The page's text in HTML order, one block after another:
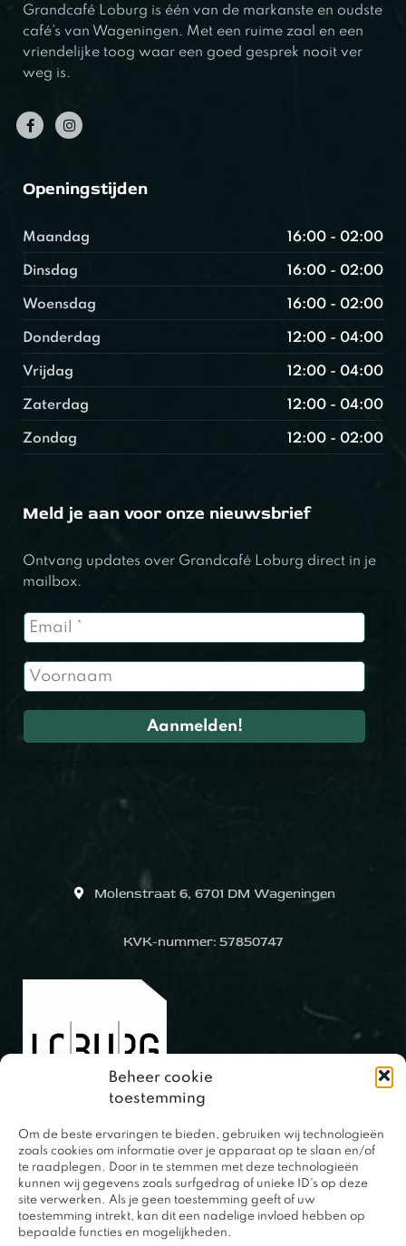
Beheer cookie
toestemming
Om de beste ervaringen te bieden, gebruiken wij technologieën
zoals cookies om informatie over je apparaat op te slaan en/of
te raadplegen. Door in te stemmen met deze technologieën
kunnen wij gegevens zoals surfgedrag of unieke ID's op deze
site verwerken. Als je geen toestemming geeft of uw
toestemming intrekt, kan dit een nadelige invloed hebben op
bepaalde functies en mogelijkheden.
Grandcafé Loburg is één van de markanste en oudste
café’s van Wageningen. Met een ruime zaal en een
vriendelijke toog waar een goed gesprek nooit ver
weg is.
Openingstijden
Maandag 16:00 - 02:00
Dinsdag 16:00 - 02:00
Woensdag 16:00 - 02:00
Donderdag 12:00 - 04:00
Vrijdag 12:00 - 04:00
Zaterdag 12:00 - 04:00
Zondag 12:00 - 02:00
Meld je aan voor onze nieuwsbrief
Ontvang updates over Grandcafé Loburg direct in je
mailbox.
Molenstraat 6, 6701 DM Wageningen
KVK-nummer: 57850747
0317 – 420848